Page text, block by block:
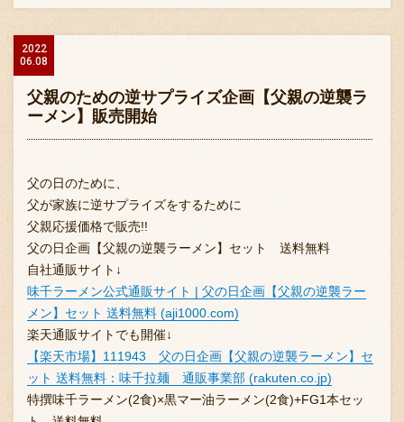
2022
06.08
父親のための逆サプライズ企画【父親の逆襲ラ
ーメン】販売開始
父の日のために、
父が家族に逆サプライズをするために
父親応援価格で販売!!
父の日企画【父親の逆襲ラーメン】セット 送料無料
自社通販サイト↓
味千ラーメン公式通販サイト | 父の日企画【父親の逆襲ラー
メン】セット 送料無料 (aji1000.com)
楽天通販サイトでも開催↓
【楽天市場】111943 父の日企画【父親の逆襲ラーメン】セ
ット 送料無料：味千拉麺 通販事業部 (rakuten.co.jp)
特撰味千ラーメン(2食)×黒マー油ラーメン(2食)+FG1本セッ